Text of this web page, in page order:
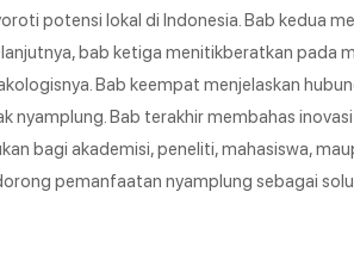
potensi lokal di Indonesia. Bab kedua
bab ketiga menitikberatkan pada
Bab keempat menjelaskan
nyamplung. Bab terakhir membahas
bagi akademisi, peneliti, mahasiswa,
pemanfaatan nyamplung sebagai